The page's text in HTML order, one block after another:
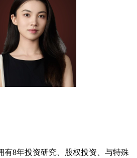
有8年投资研究、股权投资、与特殊